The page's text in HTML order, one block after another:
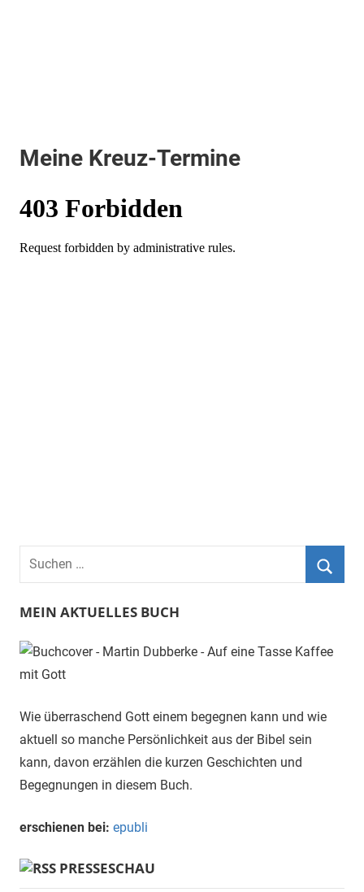
Meine Kreuz-Termine
Suchen
nach:
MEIN AKTUELLES BUCH
Wie überraschend Gott einem begegnen kann und wie
aktuell so manche Persönlichkeit aus der Bibel sein
kann, davon erzählen die kurzen Geschichten und
Begegnungen in diesem Buch.
erschienen bei: epubli
PRESSESCHAU